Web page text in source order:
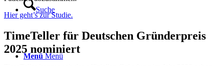
Suche
Menü Menü
Hier geht’s zur Studie.
TimeTeller für Deutschen Gründerpreis
2025 nominiert